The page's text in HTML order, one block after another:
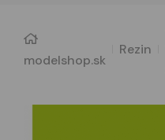
modelshop.sk
Rezin